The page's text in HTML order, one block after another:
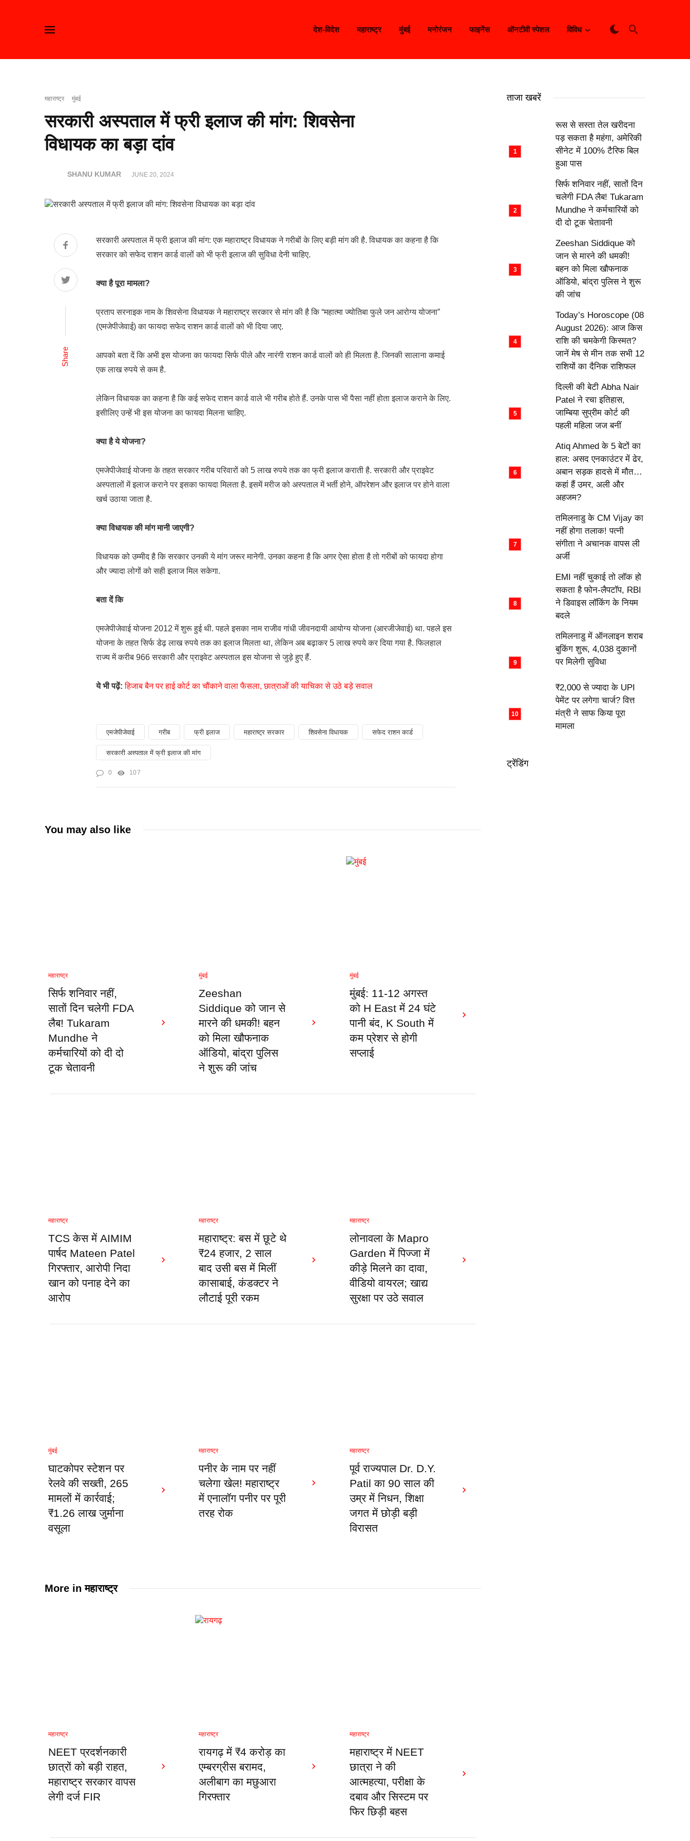
देश-विदेश महाराष्ट्र मुंबई मनोरंजन फाइनेंस ऑनटीवी स्पेशल विविध
महाराष्ट्र मुंबई
सरकारी अस्पताल में फ्री इलाज की मांग: शिवसेना
विधायक का बड़ा दांव
SHANU KUMAR JUNE 20, 2024
Share
सरकारी अस्पताल में फ्री इलाज की मांग: एक महाराष्ट्र विधायक ने गरीबों के लिए बड़ी मांग की है. विधायक का कहना है कि
सरकार को सफेद राशन कार्ड वालों को भी फ्री इलाज की सुविधा देनी चाहिए.
क्या है पूरा मामला?
प्रताप सरनाइक नाम के शिवसेना विधायक ने महाराष्ट्र सरकार से मांग की है कि “महात्मा ज्योतिबा फुले जन आरोग्य योजना”
(एमजेपीजेवाई) का फायदा सफेद राशन कार्ड वालों को भी दिया जाए.
आपको बता दें कि अभी इस योजना का फायदा सिर्फ पीले और नारंगी राशन कार्ड वालों को ही मिलता है. जिनकी सालाना कमाई
एक लाख रुपये से कम है.
लेकिन विधायक का कहना है कि कई सफेद राशन कार्ड वाले भी गरीब होते हैं. उनके पास भी पैसा नहीं होता इलाज कराने के लिए.
इसीलिए उन्हें भी इस योजना का फायदा मिलना चाहिए.
क्या है ये योजना?
एमजेपीजेवाई योजना के तहत सरकार गरीब परिवारों को 5 लाख रुपये तक का फ्री इलाज कराती है. सरकारी और प्राइवेट
अस्पतालों में इलाज कराने पर इसका फायदा मिलता है. इसमें मरीज को अस्पताल में भर्ती होने, ऑपरेशन और इलाज पर होने वाला
खर्च उठाया जाता है.
क्या विधायक की मांग मानी जाएगी?
विधायक को उम्मीद है कि सरकार उनकी ये मांग जरूर मानेगी. उनका कहना है कि अगर ऐसा होता है तो गरीबों को फायदा होगा
और ज्यादा लोगों को सही इलाज मिल सकेगा.
बता दें कि
एमजेपीजेवाई योजना 2012 में शुरू हुई थी. पहले इसका नाम राजीव गांधी जीवनदायी आयोग्य योजना (आरजीजेवाई) था. पहले इस
योजना के तहत सिर्फ डेढ़ लाख रुपये तक का इलाज मिलता था, लेकिन अब बढ़ाकर 5 लाख रुपये कर दिया गया है. फिलहाल
राज्य में करीब 966 सरकारी और प्राइवेट अस्पताल इस योजना से जुड़े हुए हैं.
ये भी पढ़ें:हिजाब बैन पर हाई कोर्ट का चौंकाने वाला फैसला, छात्राओं की याचिका से उठे बड़े सवाल
एमजेपीजेवाई गरीब फ्री इलाज महाराष्ट्र सरकार शिवसेना विधायक सफेद राशन कार्ड
सरकारी अस्पताल में फ्री इलाज की मांग
0 107
You may also like
महाराष्ट्र
सिर्फ शनिवार नहीं,
सातों दिन चलेगी FDA
लैब! Tukaram
Mundhe ने
कर्मचारियों को दी दो
टूक चेतावनी
मुंबई
Zeeshan
Siddique को जान से
मारने की धमकी! बहन
को मिला खौफनाक
ऑडियो, बांद्रा पुलिस
ने शुरू की जांच
मुंबई
मुंबई: 11-12 अगस्त
को H East में 24 घंटे
पानी बंद, K South में
कम प्रेशर से होगी
सप्लाई
महाराष्ट्र
TCS केस में AIMIM
पार्षद Mateen Patel
गिरफ्तार, आरोपी निदा
खान को पनाह देने का
आरोप
महाराष्ट्र
महाराष्ट्र: बस में छूटे थे
₹24 हजार, 2 साल
बाद उसी बस में मिलीं
कासाबाई, कंडक्टर ने
लौटाई पूरी रकम
महाराष्ट्र
लोनावला के Mapro
Garden में पिज्जा में
कीड़े मिलने का दावा,
वीडियो वायरल; खाद्य
सुरक्षा पर उठे सवाल
मुंबई
घाटकोपर स्टेशन पर
रेलवे की सख्ती, 265
मामलों में कार्रवाई;
₹1.26 लाख जुर्माना
वसूला
महाराष्ट्र
पनीर के नाम पर नहीं
चलेगा खेल! महाराष्ट्र
में एनालॉग पनीर पर पूरी
तरह रोक
महाराष्ट्र
पूर्व राज्यपाल Dr. D.Y.
Patil का 90 साल की
उम्र में निधन, शिक्षा
जगत में छोड़ी बड़ी
विरासत
More inमहाराष्ट्र
महाराष्ट्र
NEET प्रदर्शनकारी
छात्रों को बड़ी राहत,
महाराष्ट्र सरकार वापस
लेगी दर्ज FIR
महाराष्ट्र
रायगढ़ में ₹4 करोड़ का
एम्बरग्रीस बरामद,
अलीबाग का मछुआरा
गिरफ्तार
महाराष्ट्र
महाराष्ट्र में NEET
छात्रा ने की
आत्महत्या, परीक्षा के
दबाव और सिस्टम पर
फिर छिड़ी बहस
ताजा खबरें
रूस से सस्ता तेल खरीदना
पड़ सकता है महंगा, अमेरिकी
सीनेट में 100% टैरिफ बिल
हुआ पास
सिर्फ शनिवार नहीं, सातों दिन
चलेगी FDA लैब! Tukaram
Mundhe ने कर्मचारियों को
दी दो टूक चेतावनी
Zeeshan Siddique को
जान से मारने की धमकी!
बहन को मिला खौफनाक
ऑडियो, बांद्रा पुलिस ने शुरू
की जांच
Today’s Horoscope (08
August 2026): आज किस
राशि की चमकेगी किस्मत?
जानें मेष से मीन तक सभी 12
राशियों का दैनिक राशिफल
दिल्ली की बेटी Abha Nair
Patel ने रचा इतिहास,
जाम्बिया सुप्रीम कोर्ट की
पहली महिला जज बनीं
Atiq Ahmed के 5 बेटों का
हाल: असद एनकाउंटर में ढेर,
अबान सड़क हादसे में मौत…
कहां हैं उमर, अली और
अहजम?
तमिलनाडु के CM Vijay का
नहीं होगा तलाक! पत्नी
संगीता ने अचानक वापस ली
अर्जी
EMI नहीं चुकाई तो लॉक हो
सकता है फोन-लैपटॉप, RBI
ने डिवाइस लॉकिंग के नियम
बदले
तमिलनाडु में ऑनलाइन शराब
बुकिंग शुरू, 4,038 दुकानों
पर मिलेगी सुविधा
₹2,000 से ज्यादा के UPI
पेमेंट पर लगेगा चार्ज? वित्त
मंत्री ने साफ किया पूरा
मामला
ट्रेंडिंग